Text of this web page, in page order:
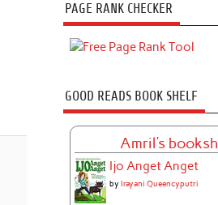
PAGE RANK CHECKER
GOOD READS BOOK SHELF
Amril's
Ijo Anget Anget
by Irayani Queencyputri